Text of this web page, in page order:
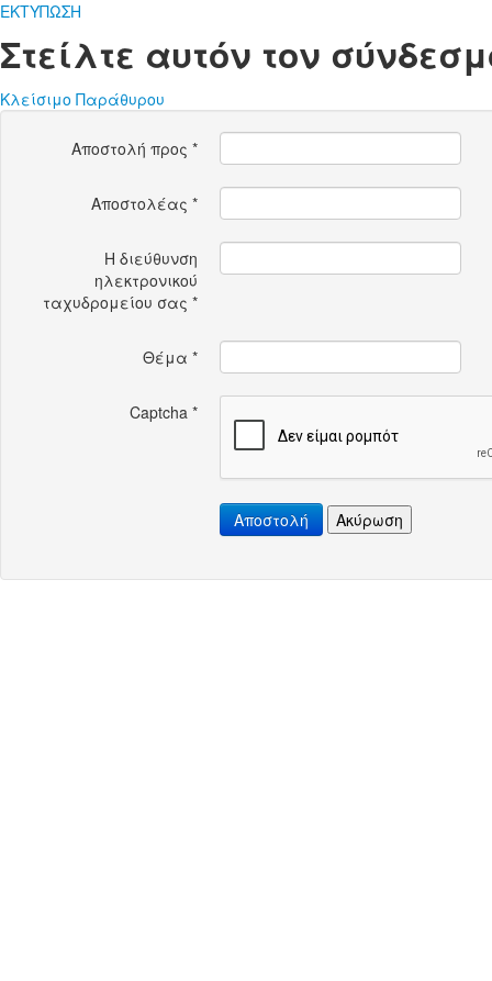
ΕΚΤΥΠΩΣΗ
Στείλτε αυτόν τον
Κλείσιμο Παράθυρου
Αποστολή προς *
Αποστολέας *
Η διεύθυνση
ηλεκτρονικού
ταχυδρομείου σας *
Θέμα *
Captcha *
Αποστολή Ακύρωση